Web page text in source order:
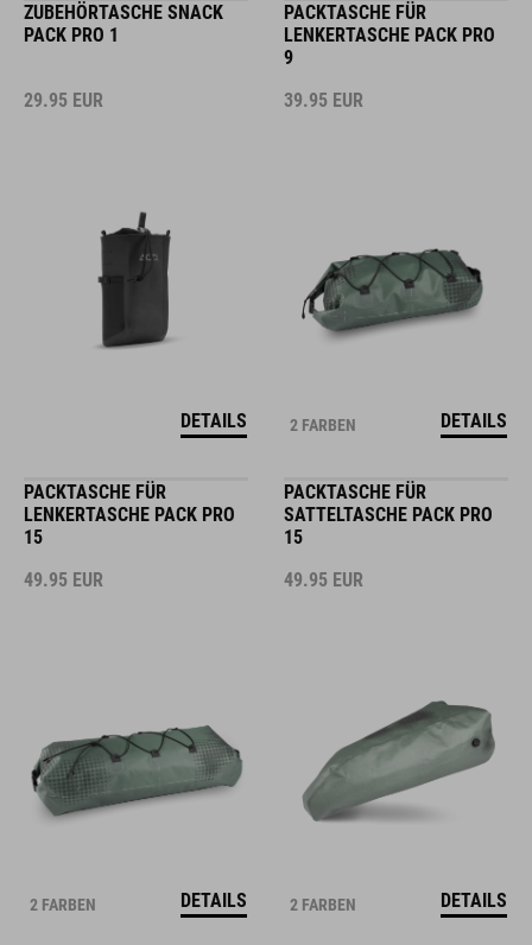
ZUBEHÖRTASCHE SNACK
PACK PRO 1
29.95 EUR
DETAILS
PACKTASCHE FÜR
LENKERTASCHE PACK PRO
9
39.95 EUR
2 FARBEN DETAILS
PACKTASCHE FÜR
LENKERTASCHE PACK PRO
15
49.95 EUR
2 FARBEN DETAILS
PACKTASCHE FÜR
SATTELTASCHE PACK PRO
15
49.95 EUR
2 FARBEN DETAILS